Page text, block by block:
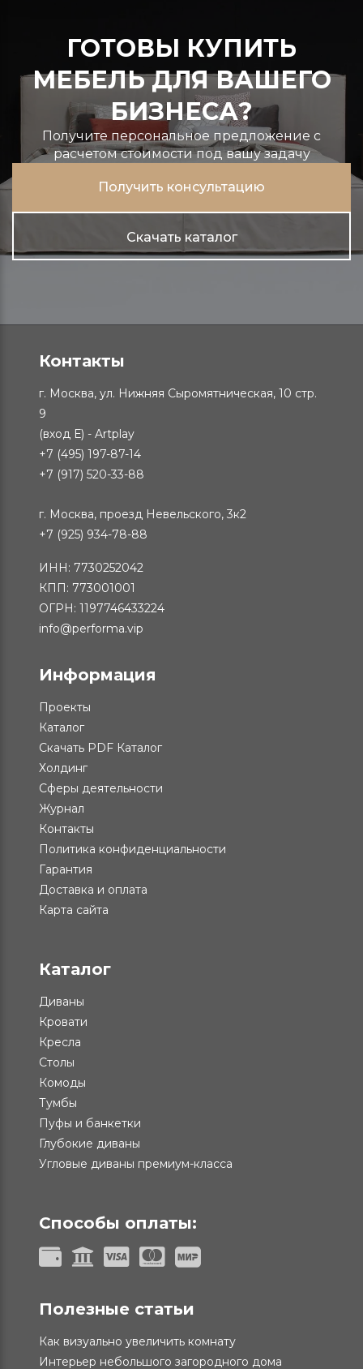
ГОТОВЫ КУПИТЬ
МЕБЕЛЬ ДЛЯ ВАШЕГО
БИЗНЕСА?
Получите персональное предложение с
расчетом стоимости под вашу задачу
Получить консультацию
Скачать каталог
Контакты
г. Москва, ул. Нижняя Сыромятническая, 10 стр.
9
(вход Е) - Artplay
+7 (495) 197-87-14
+7 (917) 520-33-88
г. Москва, проезд Невельского, 3к2
+7 (925) 934-78-88
ИНН: 7730252042
КПП: 773001001
ОГРН: 1197746433224
info@performa.vip
Информация
Проекты
Каталог
Скачать PDF Каталог
Холдинг
Сферы деятельности
Журнал
Контакты
Политика конфиденциальности
Гарантия
Доставка и оплата
Карта сайта
Каталог
Диваны
Кровати
Кресла
Столы
Комоды
Тумбы
Пуфы и банкетки
Глубокие диваны
Угловые диваны премиум-класса
Способы оплаты:
Полезные статьи
Как визуально увеличить комнату
Интерьер небольшого загородного дома